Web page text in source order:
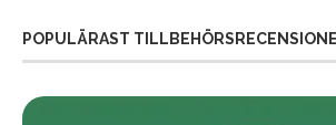
POPULÄRAST